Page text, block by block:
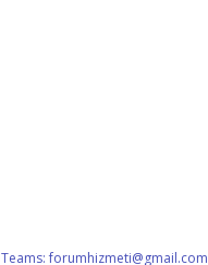
Teams:forumhizmeti@gmail.com